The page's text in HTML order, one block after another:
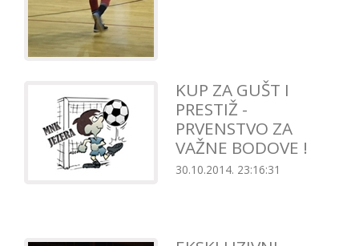
KUP ZA GUŠT I
PRESTIŽ -
PRVENSTVO ZA
VAŽNE BODOVE !
30.10.2014. 23:16:31